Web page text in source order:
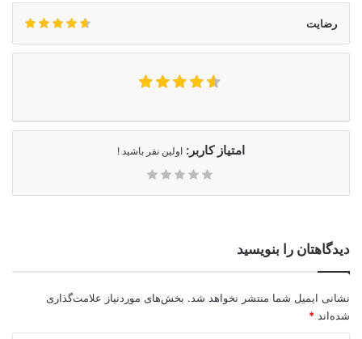
رضایت
امتیاز کاربر: اولین نفر باشید !
دیدگاهتان را بنویسید
نشانی ایمیل شما منتشر نخواهد شد. بخش‌های موردنیاز علامت‌گذاری
شده‌اند *